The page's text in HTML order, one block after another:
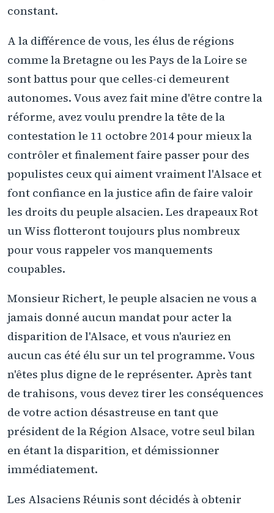
constant.
A la différence de vous, les élus de régions
comme la Bretagne ou les Pays de la Loire se
sont battus pour que celles-ci demeurent
autonomes. Vous avez fait mine d'être contre la
réforme, avez voulu prendre la tête de la
contestation le 11 octobre 2014 pour mieux la
contrôler et finalement faire passer pour des
populistes ceux qui aiment vraiment l'Alsace et
font confiance en la justice afin de faire valoir
les droits du peuple alsacien. Les drapeaux Rot
un Wiss flotteront toujours plus nombreux
pour vous rappeler vos manquements
coupables.
Monsieur Richert, le peuple alsacien ne vous a
jamais donné aucun mandat pour acter la
disparition de l'Alsace, et vous n'auriez en
aucun cas été élu sur un tel programme. Vous
n'êtes plus digne de le représenter. Après tant
de trahisons, vous devez tirer les conséquences
de votre action désastreuse en tant que
président de la Région Alsace, votre seul bilan
en étant la disparition, et démissionner
immédiatement.
Les Alsaciens Réunis sont décidés à obtenir